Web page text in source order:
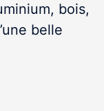
bois,
belle